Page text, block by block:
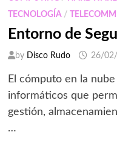
TECNOLOGÍA/
Entorno de
by Disco Rudo 26/
El cómputo en la
informáticos que
gestión,
…